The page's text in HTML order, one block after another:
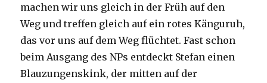
machen wir uns gleich in der Früh auf den
Weg und treffen gleich auf ein rotes Känguruh,
das vor uns auf dem Weg flüchtet. Fast schon
beim Ausgang des NPs entdeckt Stefan einen
Blauzungenskink, der mitten auf der